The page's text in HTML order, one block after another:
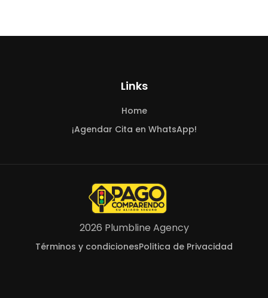
Links
Home
¡Agendar Cita en WhatsApp!
2026 Plumbline Agency
Términos y condicionesPolitica de Privacidad